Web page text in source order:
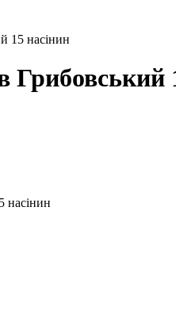
15 насінин
Грибовський